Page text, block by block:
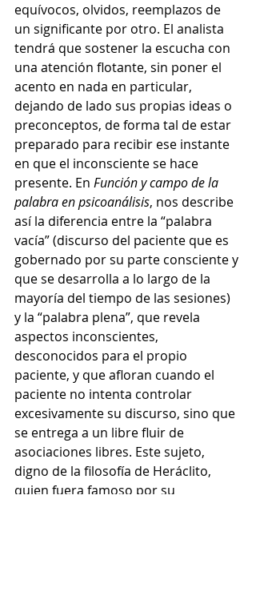
equívocos, olvidos, reemplazos de
un significante por otro. El analista
tendrá que sostener la escucha con
una atención flotante, sin poner el
acento en nada en particular,
dejando de lado sus propias ideas o
preconceptos, de forma tal de estar
preparado para recibir ese instante
en que el inconsciente se hace
presente. En Función y campo de la
palabra en psicoanálisis, nos describe
así la diferencia entre la “palabra
vacía” (discurso del paciente que es
gobernado por su parte consciente y
que se desarrolla a lo largo de la
mayoría del tiempo de las sesiones)
y la “palabra plena”, que revela
aspectos inconscientes,
desconocidos para el propio
paciente, y que afloran cuando el
paciente no intenta controlar
excesivamente su discurso, sino que
se entrega a un libre fluir de
asociaciones libres. Este sujeto,
digno de la filosofía de Heráclito,
quien fuera famoso por su